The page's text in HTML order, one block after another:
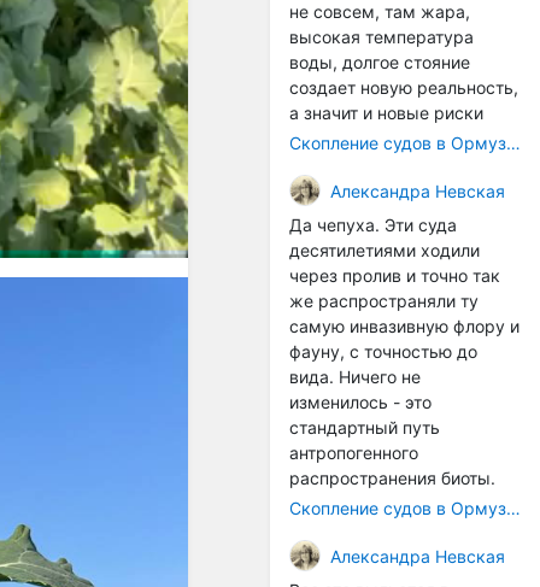
не совсем, там жара,
высокая температура
воды, долгое стояние
создает новую реальность,
а значит и новые риски
Скопление судов в Ормузском проливе грозит катастрофическим распространением инвазивных видов
Александра Невская
Да чепуха. Эти суда
десятилетиями ходили
через пролив и точно так
же распространяли ту
самую инвазивную флору и
фауну, с точностью до
вида. Ничего не
изменилось - это
стандартный путь
антропогенного
распространения биоты.
Скопление судов в Ормузском проливе грозит катастрофическим распространением инвазивных видов
Александра Невская